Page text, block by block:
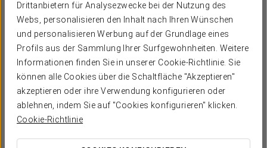
Drittanbietern für Analysezwecke bei der Nutzung des
Webs, personalisieren den Inhalt nach Ihren Wünschen
und personalisieren Werbung auf der Grundlage eines
Profils aus der Sammlung Ihrer Surfgewohnheiten. Weitere
Informationen finden Sie in unserer Cookie-Richtlinie. Sie
können alle Cookies über die Schaltfläche "Akzeptieren"
akzeptieren oder ihre Verwendung konfigurieren oder
ablehnen, indem Sie auf "Cookies konfigurieren" klicken.
Cookie-Richtlinie
Dorma Saldanha
LISSABON